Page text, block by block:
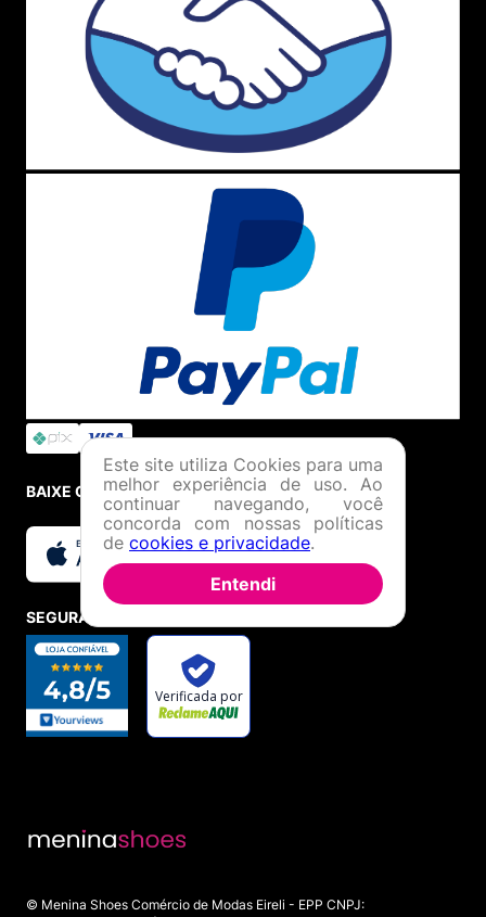
BAIXE O APP
SEGURANÇA E CREDIBILIDADE
© Menina Shoes Comércio de Modas Eireli - EPP CNPJ:
Este site utiliza Cookies para uma
melhor experiência de uso. Ao
continuar navegando, você
concorda com nossas políticas
de cookies e privacidade.
Entendi